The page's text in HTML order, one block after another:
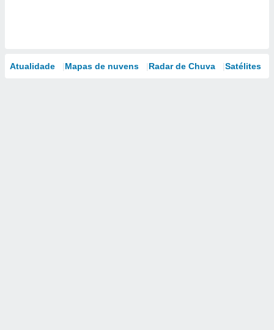
Atualidade Mapas de nuvens Radar de Chuva Satélites